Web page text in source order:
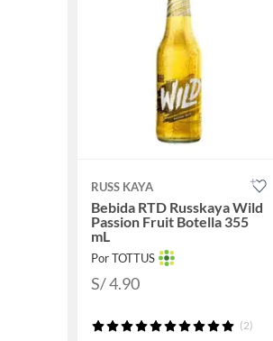
RUSS KAYA
Bebida RTD Russkaya Wild
Passion Fruit Botella 355
mL
Por TOTTUS
S/ 4.90
(2)